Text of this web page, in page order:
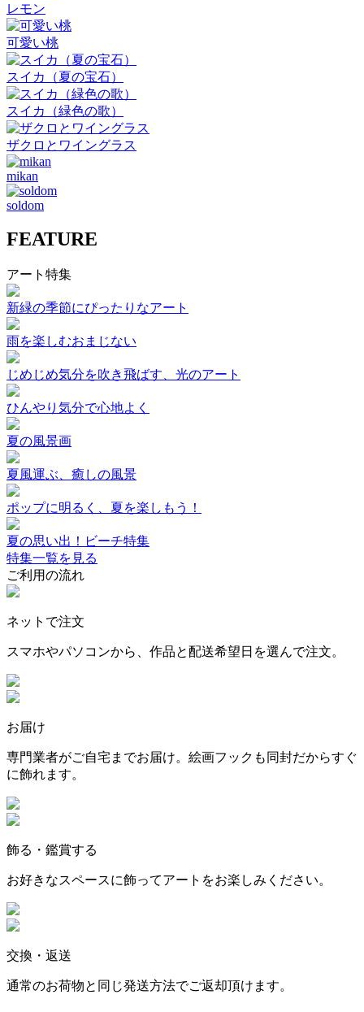
レモン
可愛い桃
スイカ（夏の宝石）
スイカ（緑色の歌）
ザクロとワイングラス
mikan
soldom
FEATURE
アート特集
新緑の季節にぴったりなアート
雨を楽しむおまじない
じめじめ気分を吹き飛ばす、光のアート
ひんやり気分で心地よく
夏の風景画
夏風運ぶ、癒しの風景
ポップに明るく、夏を楽しもう！
夏の思い出！ビーチ特集
特集一覧を見る
ご利用の流れ
ネットで注文
スマホやパソコンから、作品と配送希望日を選んで注文。
お届け
専門業者がご自宅までお届け。絵画フックも同封だからすぐ
に飾れます。
飾る・鑑賞する
お好きなスペースに飾ってアートをお楽しみください。
交換・返送
通常のお荷物と同じ発送方法でご返却頂けます。